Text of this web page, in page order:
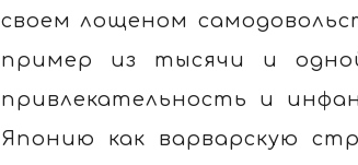
своем лощеном
пример из тысячи и
привлекательность и
Японию как варварскую